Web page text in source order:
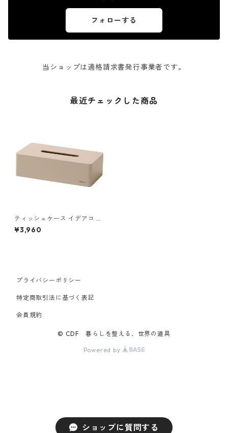
ショップに質問する
フォローする
当ショップは適格請求書発行事業者です。
最近チェックした商品
ティッシュケース イデアコ 箱
ティッシュ専用 ボックスグラ
ンデ ideaco Tissue Case box
¥3,960
プライバシーポリシー
特定商取引法に基づく表記
会員規約
© CDF 暮らしを整える、世界の道具
Powered by